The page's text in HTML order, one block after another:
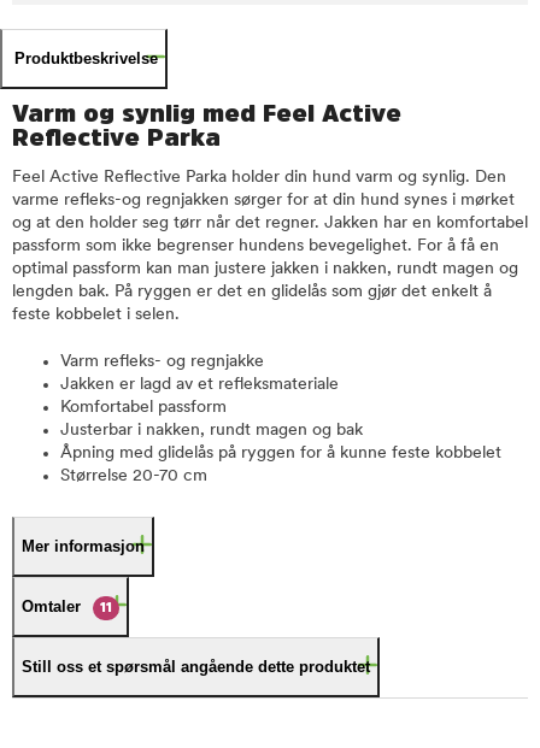
Produktbeskrivelse
Varm og synlig med Feel Active
Reflective Parka
Feel Active Reflective Parka holder din hund varm og synlig. Den
varme refleks-og regnjakken sørger for at din hund synes i mørket
og at den holder seg tørr når det regner. Jakken har en komfortabel
passform som ikke begrenser hundens bevegelighet. For å få en
optimal passform kan man justere jakken i nakken, rundt magen og
lengden bak. På ryggen er det en glidelås som gjør det enkelt å
feste kobbelet i selen.
Varm refleks- og regnjakke
Jakken er lagd av et refleksmateriale
Komfortabel passform
Justerbar i nakken, rundt magen og bak
Åpning med glidelås på ryggen for å kunne feste kobbelet
Størrelse 20-70 cm
Mer informasjon
Omtaler 11
Still oss et spørsmål angående dette produktet